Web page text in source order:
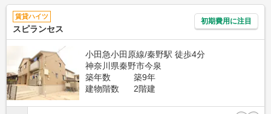
賃貸ハイツ
スピランセス
初期費用に注目
小田急小田原線/秦野駅 徒歩4分
神奈川県秦野市今泉
築年数
築9年
建物階数
2階建